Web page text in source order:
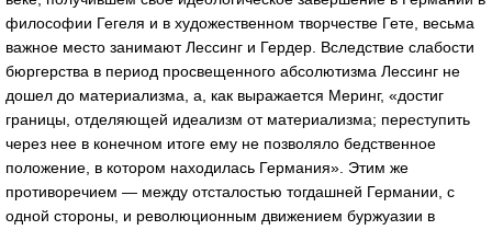
философии Гегеля и в художественном творчестве Гете, весьма
важное место занимают Лессинг и Гердер. Вследствие слабости
бюргерства в период просвещенного абсолютизма Лессинг не
дошел до материализма, а, как выражается Меринг, «достиг
границы, отделяющей идеализм от материализма; переступить
через нее в конечном итоге ему не позволяло бедственное
положение, в котором находилась Германия». Этим же
противоречием — между отсталостью тогдашней Германии, с
одной стороны, и революционным движением буржуазии в